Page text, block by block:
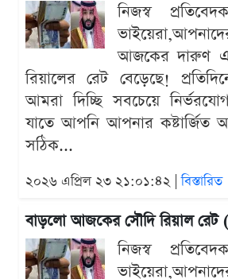
নিজস্ব
আজকের দারুণ
রিয়ালের রেট বেড়েছে!
আমরা দিচ্ছি সবচেয়ে
যাতে আপনি আপনার কষ্টার্জিত
সঠিক...
২০২৬ এপ্রিল ২৩ ২১:০১:৪২ |বিস্তারিত
বাড়লো আজকের সৌদি রিয়াল রেট
নিজস্ব